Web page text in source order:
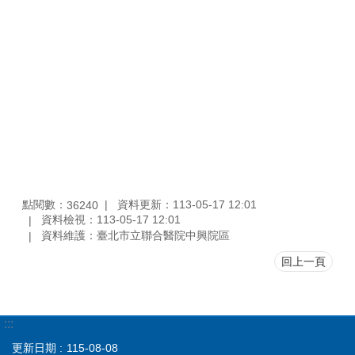
點閱數： 36240
資料更新：113-05-17 12:01
資料檢視：113-05-17 12:01
資料維護：臺北市立聯合醫院中興院區
回上一頁
:::
更新日期 115-08-08